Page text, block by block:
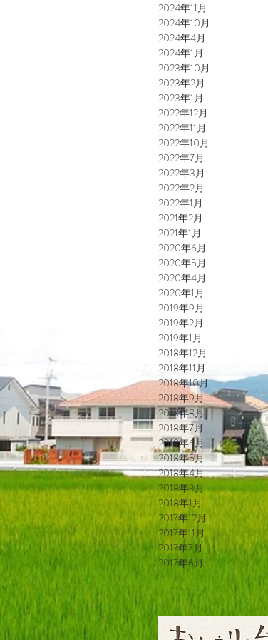
2024年11月
2024年10月
2024年4月
2024年1月
2023年10月
2023年2月
2023年1月
2022年12月
2022年11月
2022年10月
2022年7月
2022年3月
2022年2月
2022年1月
2021年2月
2021年1月
2020年6月
2020年5月
2020年4月
2020年1月
2019年9月
2019年2月
2019年1月
2018年12月
2018年11月
2018年10月
2018年9月
2018年8月
2018年7月
2018年6月
2018年5月
2018年4月
2018年3月
2018年1月
2017年12月
2017年11月
2017年7月
2017年6月